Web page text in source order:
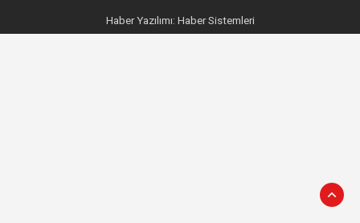
Haber Yazılımı: Haber Sistemleri